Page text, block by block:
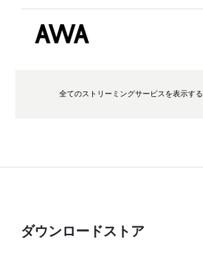
全てのストリーミングサービスを表示する
ダウンロードストア